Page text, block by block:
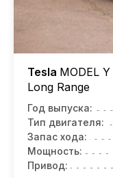
Tesla MODEL Y
Long Range
Год выпуска:
Тип двигателя:
Запас хода:
Мощность:
Привод: